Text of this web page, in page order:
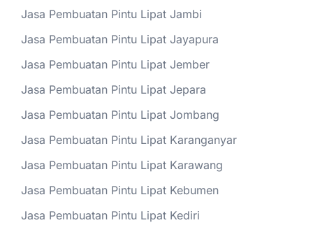
Jasa Pembuatan Pintu Lipat Jambi
Jasa Pembuatan Pintu Lipat Jayapura
Jasa Pembuatan Pintu Lipat Jember
Jasa Pembuatan Pintu Lipat Jepara
Jasa Pembuatan Pintu Lipat Jombang
Jasa Pembuatan Pintu Lipat Karanganyar
Jasa Pembuatan Pintu Lipat Karawang
Jasa Pembuatan Pintu Lipat Kebumen
Jasa Pembuatan Pintu Lipat Kediri